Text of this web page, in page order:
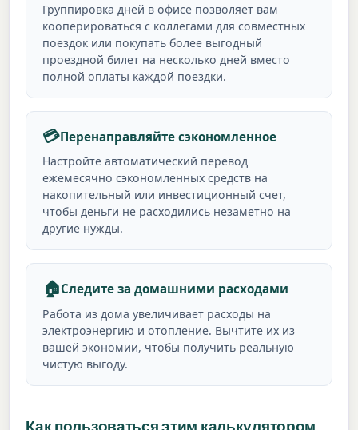
Группировка дней в офисе позволяет вам
кооперироваться с коллегами для совместных
поездок или покупать более выгодный
проездной билет на несколько дней вместо
полной оплаты каждой поездки.
💳Перенаправляйте сэкономленное
Настройте автоматический перевод
ежемесячно сэкономленных средств на
накопительный или инвестиционный счет,
чтобы деньги не расходились незаметно на
другие нужды.
🏠Следите за домашними расходами
Работа из дома увеличивает расходы на
электроэнергию и отопление. Вычтите их из
вашей экономии, чтобы получить реальную
чистую выгоду.
Как пользоваться этим калькулятором